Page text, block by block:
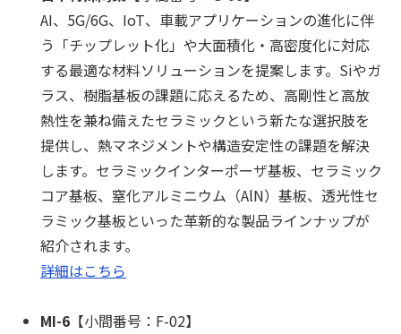
AI、5G/6G、IoT、車載アプリケーションの進化に伴
う「チップレット化」や大面積化・高密度化に対応
する最適な材料ソリューションを提案します。Siやガ
ラス、樹脂基板の課題に応えるため、高剛性と高放
熱性を兼ね備えたセラミックという新たな選択肢を
提供し、熱マネジメントや構造安定性の課題を解決
します。セラミックインターポーザ基板、セラミック
コア基板、窒化アルミニウム（AlN）基板、透光性セ
ラミック基板といった革新的な製品ラインナップが
紹介されます。
詳細はこちら
MI-6 【小間番号：F-02】